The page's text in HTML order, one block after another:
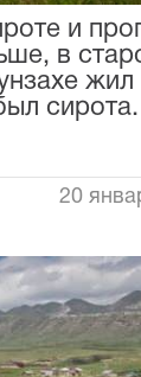
и
в
жил
сирота.
20